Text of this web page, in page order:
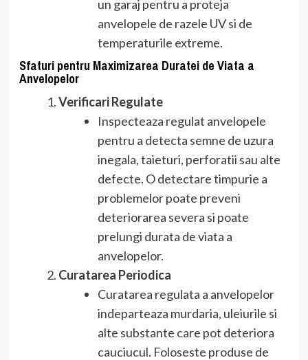
un garaj pentru a proteja
anvelopele de razele UV si de
temperaturile extreme.
Sfaturi pentru Maximizarea Duratei de Viata a
Anvelopelor
Verificari Regulate
Inspecteaza regulat anvelopele
pentru a detecta semne de uzura
inegala, taieturi, perforatii sau alte
defecte. O detectare timpurie a
problemelor poate preveni
deteriorarea severa si poate
prelungi durata de viata a
anvelopelor.
Curatarea Periodica
Curatarea regulata a anvelopelor
indeparteaza murdaria, uleiurile si
alte substante care pot deteriora
cauciucul. Foloseste produse de